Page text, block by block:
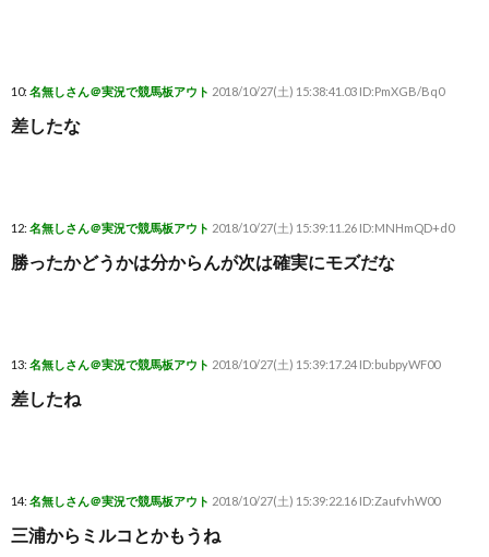
10: 名無しさん＠実況で競馬板アウト 2018/10/27(土) 15:38:41.03 ID:PmXGB/Bq0
差したな
12: 名無しさん＠実況で競馬板アウト 2018/10/27(土) 15:39:11.26 ID:MNHmQD+d0
勝ったかどうかは分からんが次は確実にモズだな
13: 名無しさん＠実況で競馬板アウト 2018/10/27(土) 15:39:17.24 ID:bubpyWF00
差したね
14: 名無しさん＠実況で競馬板アウト 2018/10/27(土) 15:39:22.16 ID:ZaufvhW00
三浦からミルコとかもうね